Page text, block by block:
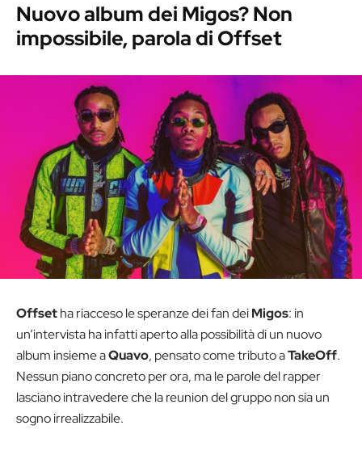
Nuovo album dei Migos? Non
impossibile, parola di Offset
Offsetha riacceso le speranze dei fan deiMigos: in
un’intervista ha infatti aperto alla possibilità di un nuovo
album insieme aQuavo, pensato come tributo aTakeOff.
Nessun piano concreto per ora, ma le parole del rapper
lasciano intravedere che la reunion del gruppo non sia un
sogno irrealizzabile.